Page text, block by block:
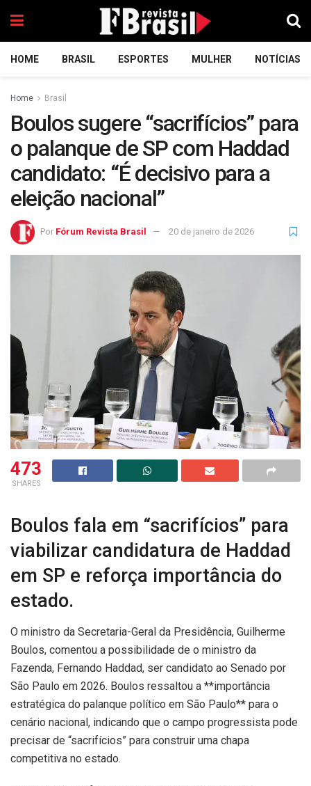
HOME BRASIL ESPORTES MULHER NOTÍCIAS
Home Brasil
Boulos sugere “sacrifícios” para
o palanque de SP com Haddad
candidato: “É decisivo para a
eleição nacional”
Por Fórum Revista Brasil 20 de janeiro de 2026
473
SHARES
Boulos fala em “sacrifícios” para
viabilizar candidatura de Haddad
em SP e reforça importância do
estado.
O ministro da Secretaria-Geral da Presidência, Guilherme
Boulos, comentou a possibilidade de o ministro da
Fazenda, Fernando Haddad, ser candidato ao Senado por
São Paulo em 2026. Boulos ressaltou a **importância
estratégica do palanque político em São Paulo** para o
cenário nacional, indicando que o campo progressista pode
precisar de “sacrifícios” para construir uma chapa
competitiva no estado.